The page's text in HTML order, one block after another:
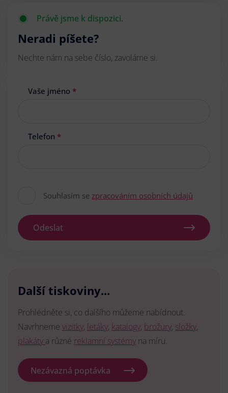
Právě jsme k dispozici.
Neradi píšete?
Nechte nám na sebe číslo, zavoláme si.
Vaše jméno *
Telefon *
Souhlasím se zpracováním osobních údajů
Odeslat
Další tiskoviny...
Prohlédněte si, co dalšího můžeme nabídnout.
Navrhneme vizitky, letáky, katalogy, brožury, složky,
plakáty a různé reklamní systémy na míru.
Nezávazná poptávka